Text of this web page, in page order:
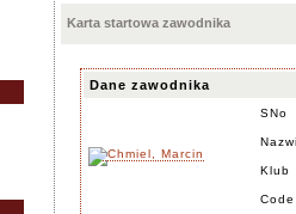
Karta startowa zawodnika
Dane zawodnika
SNo
Klub
Code